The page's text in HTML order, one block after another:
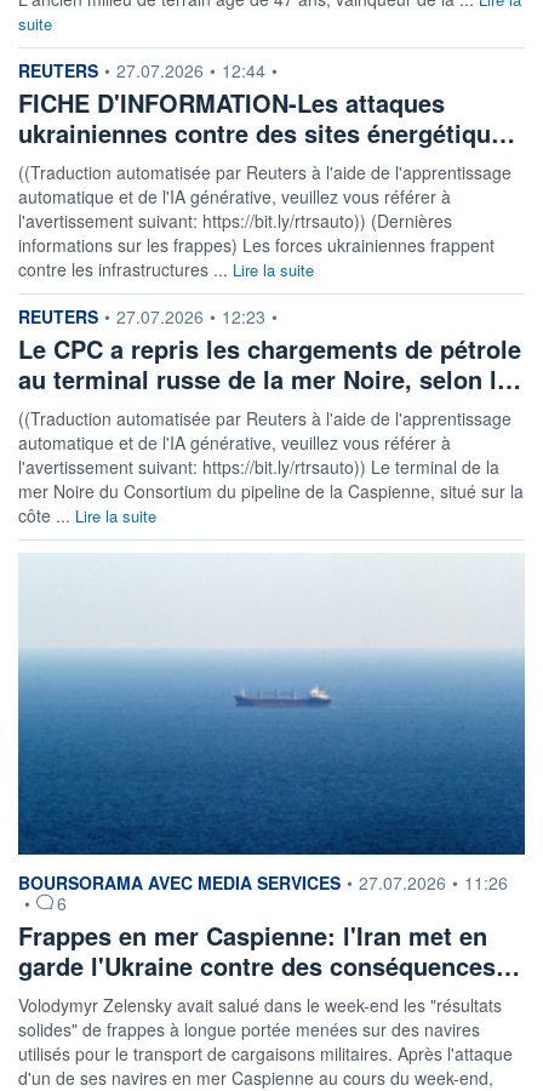
suite
information fournie par
REUTERS • 27.07.2026 • 12:44 •
FICHE D'INFORMATION-Les attaques
ukrainiennes contre des sites énergétiqu…
((Traduction automatisée par Reuters à l'aide de l'apprentissage
automatique et de l'IA générative, veuillez vous référer à
l'avertissement suivant: https://bit.ly/rtrsauto)) (Dernières
informations sur les frappes) Les forces ukrainiennes frappent
contre les infrastructures ... Lire la suite
information fournie par
REUTERS • 27.07.2026 • 12:23 •
Le CPC a repris les chargements de pétrole
au terminal russe de la mer Noire, selon l…
((Traduction automatisée par Reuters à l'aide de l'apprentissage
automatique et de l'IA générative, veuillez vous référer à
l'avertissement suivant: https://bit.ly/rtrsauto)) Le terminal de la
mer Noire du Consortium du pipeline de la Caspienne, situé sur la
côte ... Lire la suite
information fournie par
BOURSORAMA AVEC MEDIA SERVICES • 27.07.2026 • 11:26
•
6
Frappes en mer Caspienne: l'Iran met en
garde l'Ukraine contre des conséquences…
Volodymyr Zelensky avait salué dans le week-end les "résultats
solides" de frappes à longue portée menées sur des navires
utilisés pour le transport de cargaisons militaires. Après l'attaque
d'un de ses navires en mer Caspienne au cours du week-end,